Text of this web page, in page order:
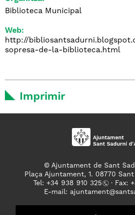
Biblioteca Municipal
Web:
http://
sopresa-de-la-biblioteca.html
Imprimir
© Ajuntament de Sant
Plaça Ajuntament, 1. 08770
Tel: +34 938 910 325
· Fax:
E-mail: ajuntament